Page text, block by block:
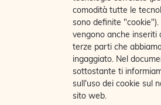
comodità tutte le
sono definite "cookie").
vengono anche inseriti
terze parti che
ingaggiato. Nel
sottostante ti
sull'uso dei cookie sul
sito web.